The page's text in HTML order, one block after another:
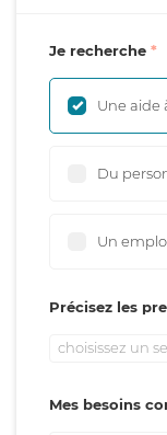
Je recherche
Une aide
Du
Un
Précisez les
choisissez un
Mes besoins